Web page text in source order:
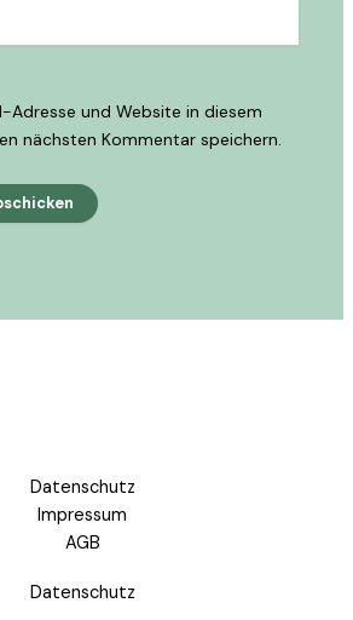
Adresse und Website in diesem
nächsten Kommentar speichern.
Datenschutz
Impressum
AGB
Datenschutz